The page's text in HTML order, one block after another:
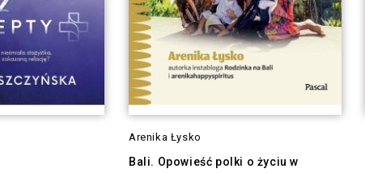
Arenika Łysko
Bali. Opowieść polki o życiu w